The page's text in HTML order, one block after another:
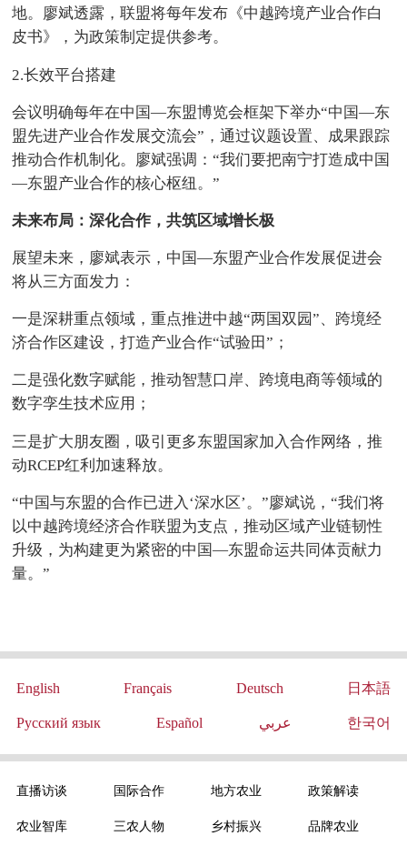
地。廖斌透露，联盟将每年发布《中越跨境产业合作白
皮书》，为政策制定提供参考。
2.长效平台搭建
会议明确每年在中国—东盟博览会框架下举办“中国—东
盟先进产业合作发展交流会”，通过议题设置、成果跟踪
推动合作机制化。廖斌强调：“我们要把南宁打造成中国
—东盟产业合作的核心枢纽。”
未来布局：深化合作，共筑区域增长极
展望未来，廖斌表示，中国—东盟产业合作发展促进会
将从三方面发力：
一是深耕重点领域，重点推进中越“两国双园”、跨境经
济合作区建设，打造产业合作“试验田”；
二是强化数字赋能，推动智慧口岸、跨境电商等领域的
数字孪生技术应用；
三是扩大朋友圈，吸引更多东盟国家加入合作网络，推
动RCEP红利加速释放。
“中国与东盟的合作已进入‘深水区’。”廖斌说，“我们将
以中越跨境经济合作联盟为支点，推动区域产业链韧性
升级，为构建更为紧密的中国—东盟命运共同体贡献力
量。”
English Français Deutsch 日本語
Русский язык Español عربي 한국어
直播访谈 国际合作 地方农业 政策解读
农业智库 三农人物 乡村振兴 品牌农业